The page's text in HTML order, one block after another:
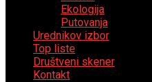
Ekologija
Putovanja
Urednikov izbor
Top liste
Društveni skener
Kontakt